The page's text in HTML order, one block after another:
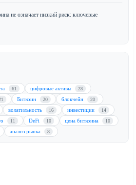
не означает низкий риск: ключевые
61 цифровые активы 28
Биткоин 20 блокчейн 20
волатильность 16 инвестиции 14
11 DeFi 10 цена биткоина 10
анализ рынка 8